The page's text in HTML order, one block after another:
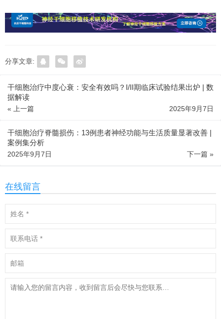
分享文章:
干细胞治疗中度心衰：安全有效吗？I/II期临床试验结果出炉 | 数
据解读
« 上一篇 2025年9月7日
干细胞治疗脊髓损伤：13例患者神经功能与生活质量显著改善 |
案例集分析
下一篇 »
2025年9月7日
在线留言